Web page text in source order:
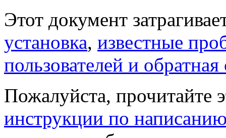
Этот документ
установка, известные
пользователей и обратная
Пожалуйста, прочитайте
инструкции по